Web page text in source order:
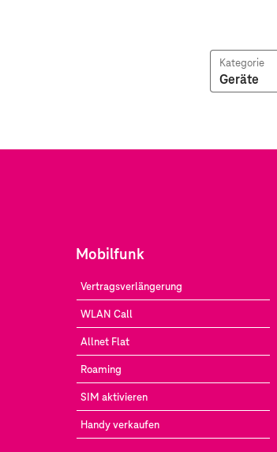
Geräte
Kategorie
Mobilfunk
Vertragsverlängerung
WLAN Call
Allnet Flat
Roaming
SIM aktivieren
Handy verkaufen